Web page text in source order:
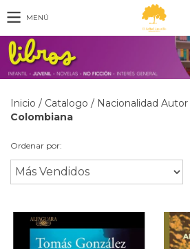
MENÚ
Inicio / Catalogo / Nacionalidad Autor
Colombiana
Ordenar por: